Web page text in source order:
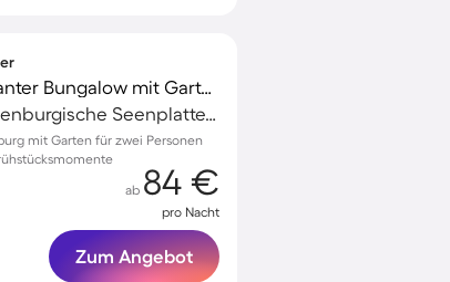
Familienorientierter charmanter Bungalow mit Garten, Grill und Terrasse
Neubrandenburg, Mecklenburgische Seenplatte, Deutschland
mit Garten für zwei Personen
ab 84 €
pro Nacht
Zum Angebot